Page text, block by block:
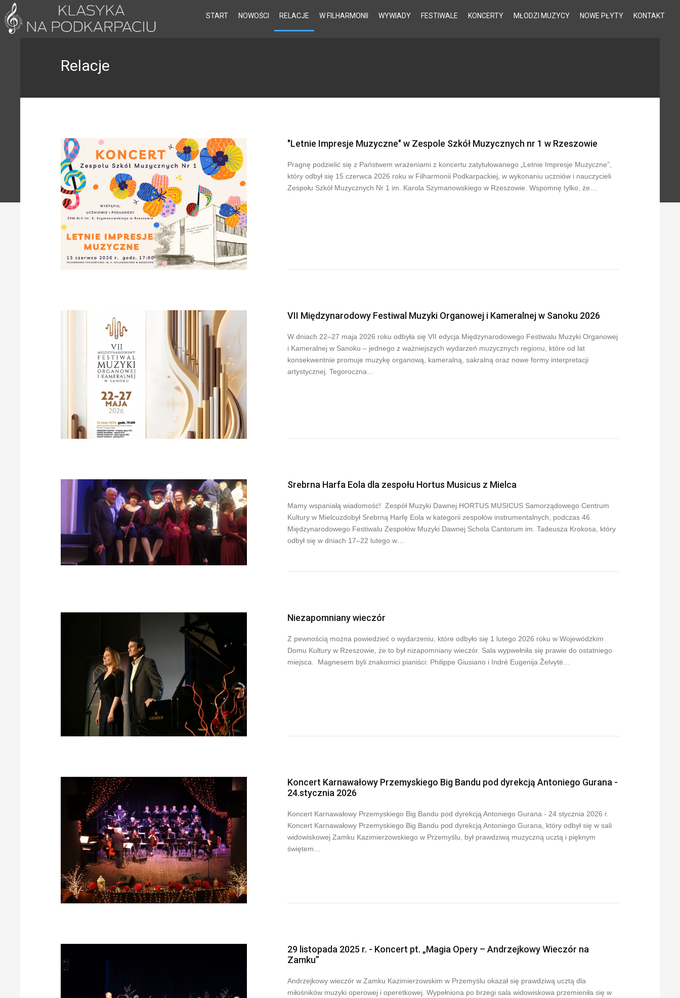
START NOWOŚCI RELACJE W FILHARMONII WYWIADY FESTIWALE KONCERTY MŁODZI MUZYCY NOWE PŁYTY KONTAKT
Relacje
"Letnie Impresje Muzyczne" w Zespole Szkół Muzycznych nr 1 w Rzeszowie
Pragnę podzielić się z Państwem wrażeniami z koncertu zatytułowanego „Letnie Impresje Muzyczne”,
który odbył się 15 czerwca 2026 roku w Filharmonii Podkarpackiej, w wykonaniu uczniów i nauczycieli
Zespołu Szkół Muzycznych Nr 1 im. Karola Szymanowskiego w Rzeszowie. Wspomnę tylko, że…
VII Międzynarodowy Festiwal Muzyki Organowej i Kameralnej w Sanoku 2026
W dniach 22–27 maja 2026 roku odbyła się VII edycja Międzynarodowego Festiwalu Muzyki Organowej
i Kameralnej w Sanoku – jednego z ważniejszych wydarzeń muzycznych regionu, które od lat
konsekwentnie promuje muzykę organową, kameralną, sakralną oraz nowe formy interpretacji
artystycznej. Tegoroczna…
Srebrna Harfa Eola dla zespołu Hortus Musicus z Mielca
Mamy wspaniałą wiadomość! Zespół Muzyki Dawnej HORTUS MUSICUS Samorządowego Centrum
Kultury w Mielcuzdobył Srebrną Harfę Eola w kategorii zespołów instrumentalnych, podczas 46.
Międzynarodowego Festiwalu Zespołów Muzyki Dawnej Schola Cantorum im. Tadeusza Krokosa, który
odbył się w dniach 17–22 lutego w…
Niezapomniany wieczór
Z pewnością można powiedzieć o wydarzeniu, które odbyło się 1 lutego 2026 roku w Wojewódzkim
Domu Kultury w Rzeszowie, że to był nizapomniany wieczór. Sala wypwełniła się prawie do ostatniego
miejsca. Magnesem byli znakomici pianiści: Philippe Giusiano i Indré Eugenija Želvyté…
Koncert Karnawałowy Przemyskiego Big Bandu pod dyrekcją Antoniego Gurana -
24.stycznia 2026
Koncert Karnawałowy Przemyskiego Big Bandu pod dyrekcją Antoniego Gurana - 24 stycznia 2026 r.
Koncert Karnawałowy Przemyskiego Big Bandu pod dyrekcją Antoniego Gurana, który odbył się w sali
widowiskowej Zamku Kazimierzowskiego w Przemyślu, był prawdziwą muzyczną ucztą i pięknym
świętem…
29 listopada 2025 r. - Koncert pt. „Magia Opery – Andrzejkowy Wieczór na
Zamku”
Andrzejkowy wieczór w Zamku Kazimierzowskim w Przemyślu okazał się prawdziwą ucztą dla
miłośników muzyki operowej i operetkowej. Wypełniona po brzegi sala widowiskowa przemieniła się w